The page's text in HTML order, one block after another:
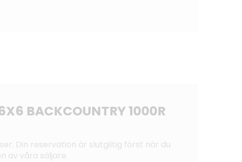
BACKCOUNTRY 1000R
Din reservation är slutgiltig först när du
av våra säljare.